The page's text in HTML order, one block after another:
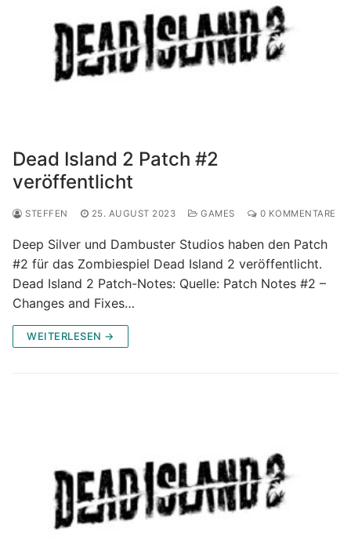
Dead Island 2 Patch #2
veröffentlicht
STEFFEN 25. AUGUST 2023 GAMES 0 KOMMENTARE
Deep Silver und Dambuster Studios haben den Patch
#2 für das Zombiespiel Dead Island 2 veröffentlicht.
Dead Island 2 Patch-Notes: Quelle: Patch Notes #2 –
Changes and Fixes…
WEITERLESEN →